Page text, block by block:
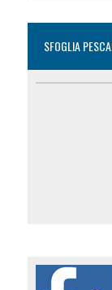
SFOGLIA